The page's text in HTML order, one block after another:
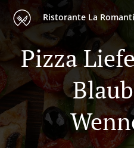
Ristorante La
Pizza